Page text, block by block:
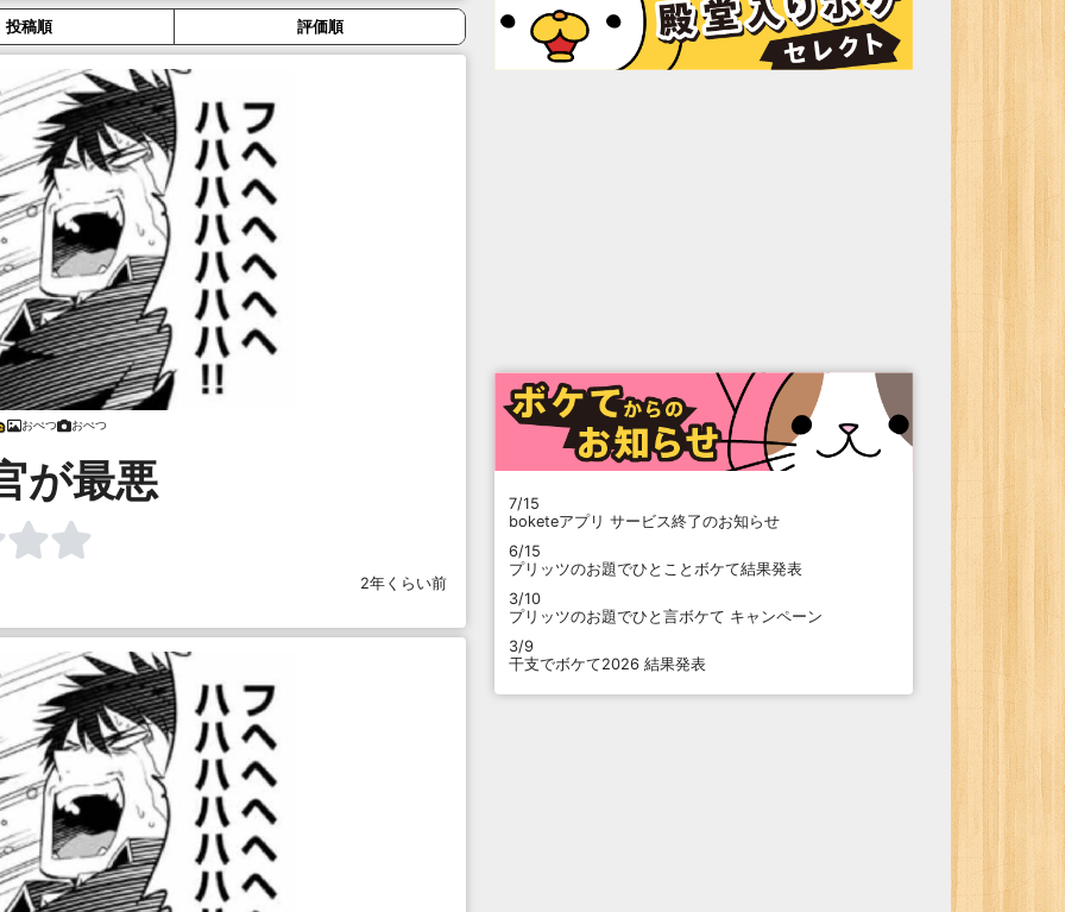
投稿順 評価順
おぺつ おぺつ
が最悪
2年くらい前
7/15
boketeアプリ サービス終了のお知らせ
6/15
プリッツのお題でひとことボケて結果発表
3/10
プリッツのお題でひと言ボケて キャンペーン
3/9
干支でボケて2026 結果発表